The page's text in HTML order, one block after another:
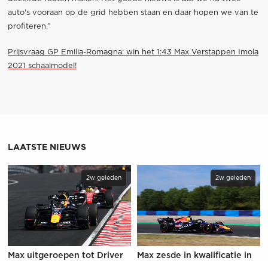
auto's vooraan op de grid hebben staan en daar hopen we van te
profiteren.”
Prijsvraag GP Emilia-Romagna: win het 1:43 Max Verstappen Imola
2021 schaalmodel!
LAATSTE NIEUWS
2w geleden
Max uitgeroepen tot Driver
2w geleden
Max zesde in kwalificatie in